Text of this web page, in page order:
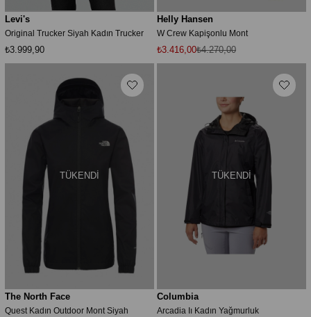
Levi's
Original Trucker Siyah Kadın Trucker
₺3.999,90
Helly Hansen
W Crew Kapişonlu Mont
₺3.416,00₺4.270,00
TÜKENDI
The North Face
Quest Kadın Outdoor Mont Siyah
TÜKENDI
Columbia
Arcadia Iı Kadın Yağmurluk